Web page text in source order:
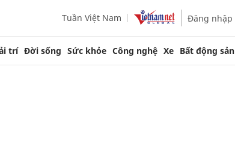
Tuần Việt Nam Đăng nhập
trí Đời sống Sức khỏe Công nghệ Xe Bất động sản